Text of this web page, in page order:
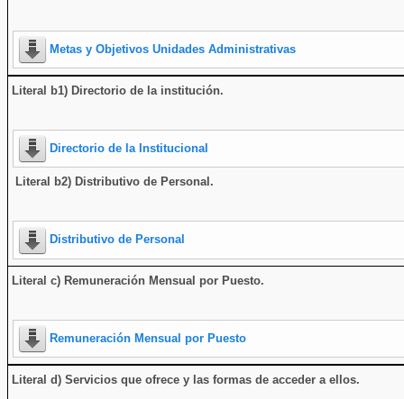
Metas y Objetivos Unidades Administrativas
Literal b1) Directorio de la institución.
Directorio de la Institucional
Literal b2) Distributivo de Personal.
Distributivo de Personal
Literal c) Remuneración Mensual por Puesto.
Remuneración Mensual por Puesto
Literal d) Servicios que ofrece y las formas de acceder a ellos.